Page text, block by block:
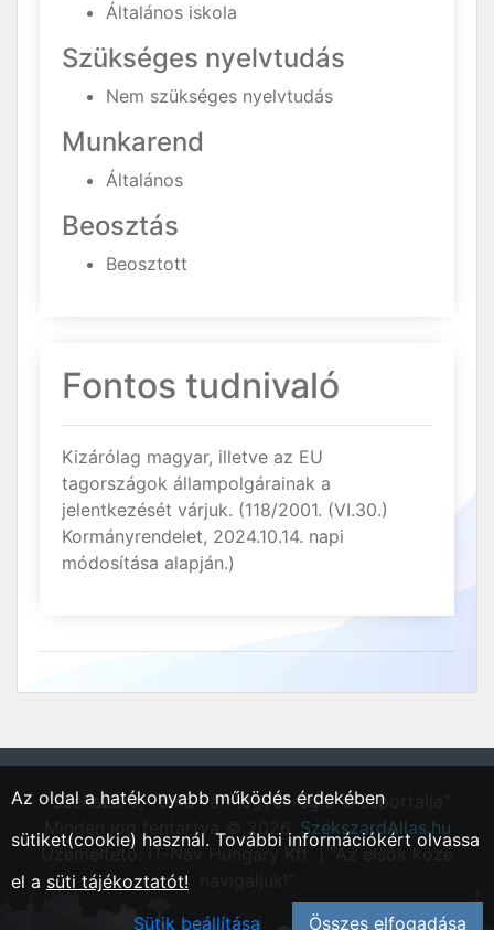
Általános iskola
Szükséges nyelvtudás
Nem szükséges nyelvtudás
Munkarend
Általános
Beosztás
Beosztott
Fontos tudnivaló
Kizárólag magyar, illetve az EU
tagországok állampolgárainak a
jelentkezését várjuk. (118/2001. (VI.30.)
Kormányrendelet, 2024.10.14. napi
módosítása alapján.)
"Szekszárd, Tolna vármegyei régió állásportálja"
Minden jog fentartva © 2026. SzekszardAllas.hu
Üzemeltető: IT-Nav Hungary Kft. | "Az elsők közé
Az oldal a hatékonyabb működés érdekében
sütiket(cookie) használ. További információkért olvassa
el a süti tájékoztatót!
Sütik beállítása
Összes elfogadása